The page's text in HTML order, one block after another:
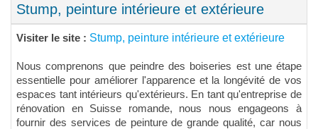
Stump, peinture intérieure et extérieure
Visiter le site : Stump, peinture intérieure et extérieure
Nous comprenons que peindre des boiseries est une étape
essentielle pour améliorer l'apparence et la longévité de vos
espaces tant intérieurs qu'extérieurs. En tant qu'entreprise de
rénovation en Suisse romande, nous nous engageons à
fournir des services de peinture de grande qualité, car nous